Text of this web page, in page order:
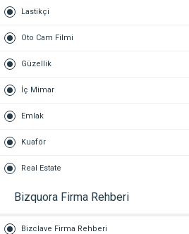
Lastikçi
Oto Cam Filmi
Güzellik
İç Mimar
Emlak
Kuaför
Real Estate
Bizquora Firma Rehberi
Bizclave Firma Rehberi